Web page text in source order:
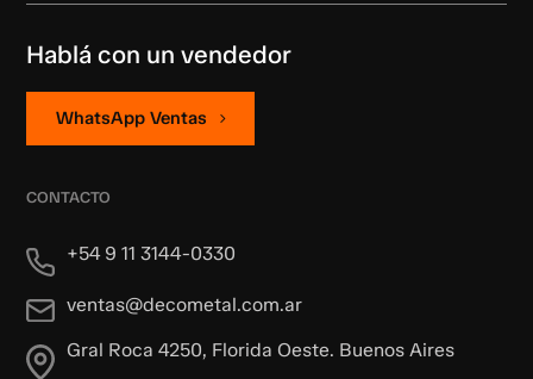
Hablá con un vendedor
WhatsApp Ventas
CONTACTO
+54 9 11 3144-0330
ventas@decometal.com.ar
Gral Roca 4250, Florida Oeste. Buenos Aires